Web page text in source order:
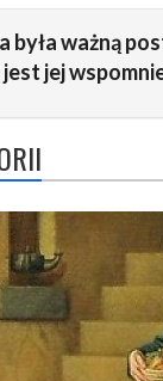
ważną
jej